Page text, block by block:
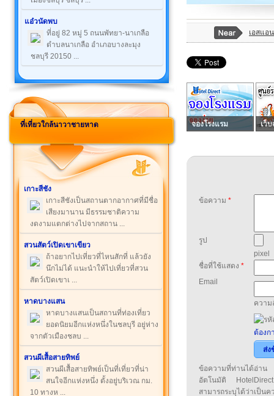
แอ๋วนัดพบ
ที่อยู่ 82 หมู่ 5 ถนนพัทยา-นาเกลือ
ตำบลนาเกลือ อำเภอบางละมุง
ชลบุรี 20150 ...
ที่เที่ยวใกล้นาวาชายหาด
เกาะสีชัง
เกาะสีชังเป็นสถานตากอากาศที่มีชื่อ
เสียงมานาน มีธรรมชาติความ
งดงามแตกต่างไปจากสถาน ...
สวนสัตว์เปิดเขาเขียว
ถ้าอยากไปเที่ยวที่ไหนสักที่ แล้วยัง
นึกไม่ได้ แนะนำให้ไปเที่ยวที่สวน
สัตว์เปิดเขาเ ...
หาดบางแสน
หาดบางแสนเป็นสถานที่ท่องเที่ยว
ยอดนิยมอีกแห่งหนึ่งในชลบุรี อยู่ห่าง
จากตัวเมืองชลบ ...
สวนผีเสื้อสายทิพย์
สวนผีเสื้อสายทิพย์เป็นที่เที่ยวที่น่า
สนใจอีกแห่งหนึ่ง ตั้งอยู่บริเวณ กม.
10 ทางห ...
เอสแอ
จองโรงแรม เว็บ
ข้อความ *
รูป
pixel
ชื่อที่ใช้แสดง *
Email
ความ
ต้องก
ส่ง
ข้อความที่ท่านได้อ่าน
อัตโนมัติ
สามารถระบุได้ว่าเป็น